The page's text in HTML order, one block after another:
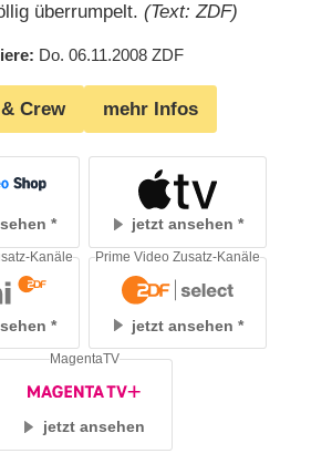
überrumpelt. (Text: ZDF)
Do. 06.11.2008 ZDF
Crew mehr Infos
jetzt ansehen
Kanäle
jetzt ansehen
Prime Video Zusatz-Kanäle
jetzt ansehen
MagentaTV